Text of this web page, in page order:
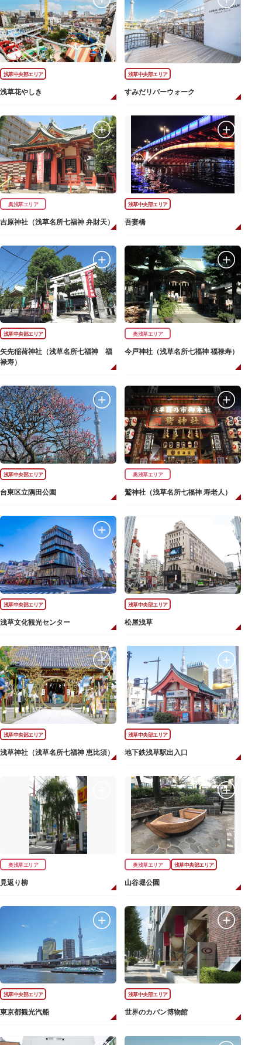
浅草中央部エリア
浅草花やしき
浅草中央部エリア
すみだリバーウォーク
奥浅草エリア
吉原神社（浅草名所七福神 弁財天）
浅草中央部エリア
吾妻橋
浅草中央部エリア
矢先稲荷神社（浅草名所七福神 福
禄寿）
奥浅草エリア
今戸神社（浅草名所七福神 福禄寿）
浅草中央部エリア
台東区立隅田公園
奥浅草エリア
鷲神社（浅草名所七福神 寿老人）
浅草中央部エリア
浅草文化観光センター
浅草中央部エリア
松屋浅草
浅草中央部エリア
浅草神社（浅草名所七福神 恵比須）
浅草中央部エリア
地下鉄浅草駅出入口
奥浅草エリア
見返り柳
奥浅草エリア 浅草中央部エリア
山谷堀公園
浅草中央部エリア
東京都観光汽船
浅草中央部エリア
世界のカバン博物館